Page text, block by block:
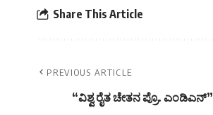
Share This Article
PREVIOUS ARTICLE
“ವಿಶ್ವ ರೈತ ಚೇತನ ಪ್ರೊ. ಎಂಡಿಎನ್”